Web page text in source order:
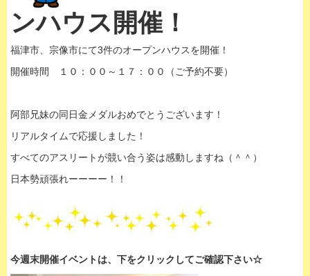
ンハウス開催！
福津市、宗像市にて3件のオープンハウスを開催！
開催時間 １０：００～１７：００（ご予約不要）
阿部兄妹の同日金メダルおめでとうございます！
リアルタイムで応援しました！
すべてのアスリートが競い合う姿は感動しますね（＾＾）
日本勢頑張れーーーー！！
今週末開催イベントは、下をクリックしてご確認下さい☆